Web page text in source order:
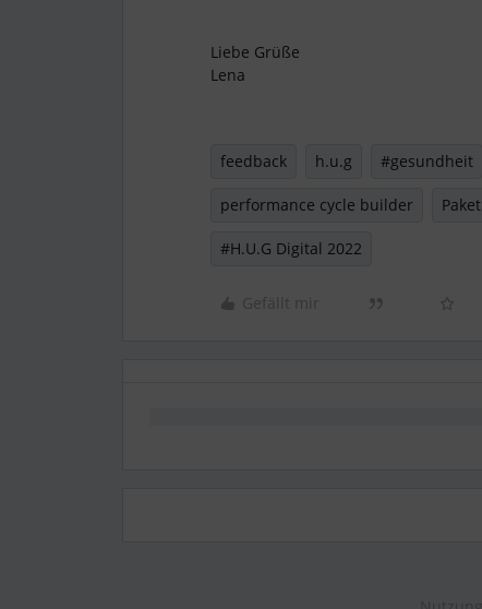
Liebe Grüße
Lena
feedback h.u.g #gesundheit
performance cycle builder Paket
#H.U.G Digital 2022
Gefällt mir